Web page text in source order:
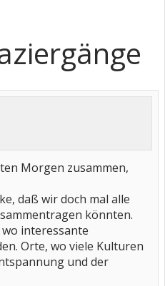
Morgen zusammen,
daß wir doch mal alle
könnten.
interessante
Orte, wo viele Kulturen
und der